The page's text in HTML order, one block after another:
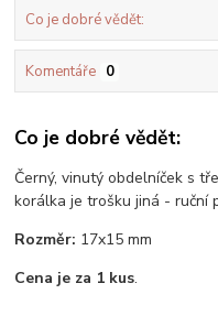
Co je dobré vědět:
Komentáře 0
Co je dobré vědět:
Černý, vinutý obdelníček s
korálka je trošku jiná - ruční
Rozměr: 17x15 mm
Cena je za 1 kus.